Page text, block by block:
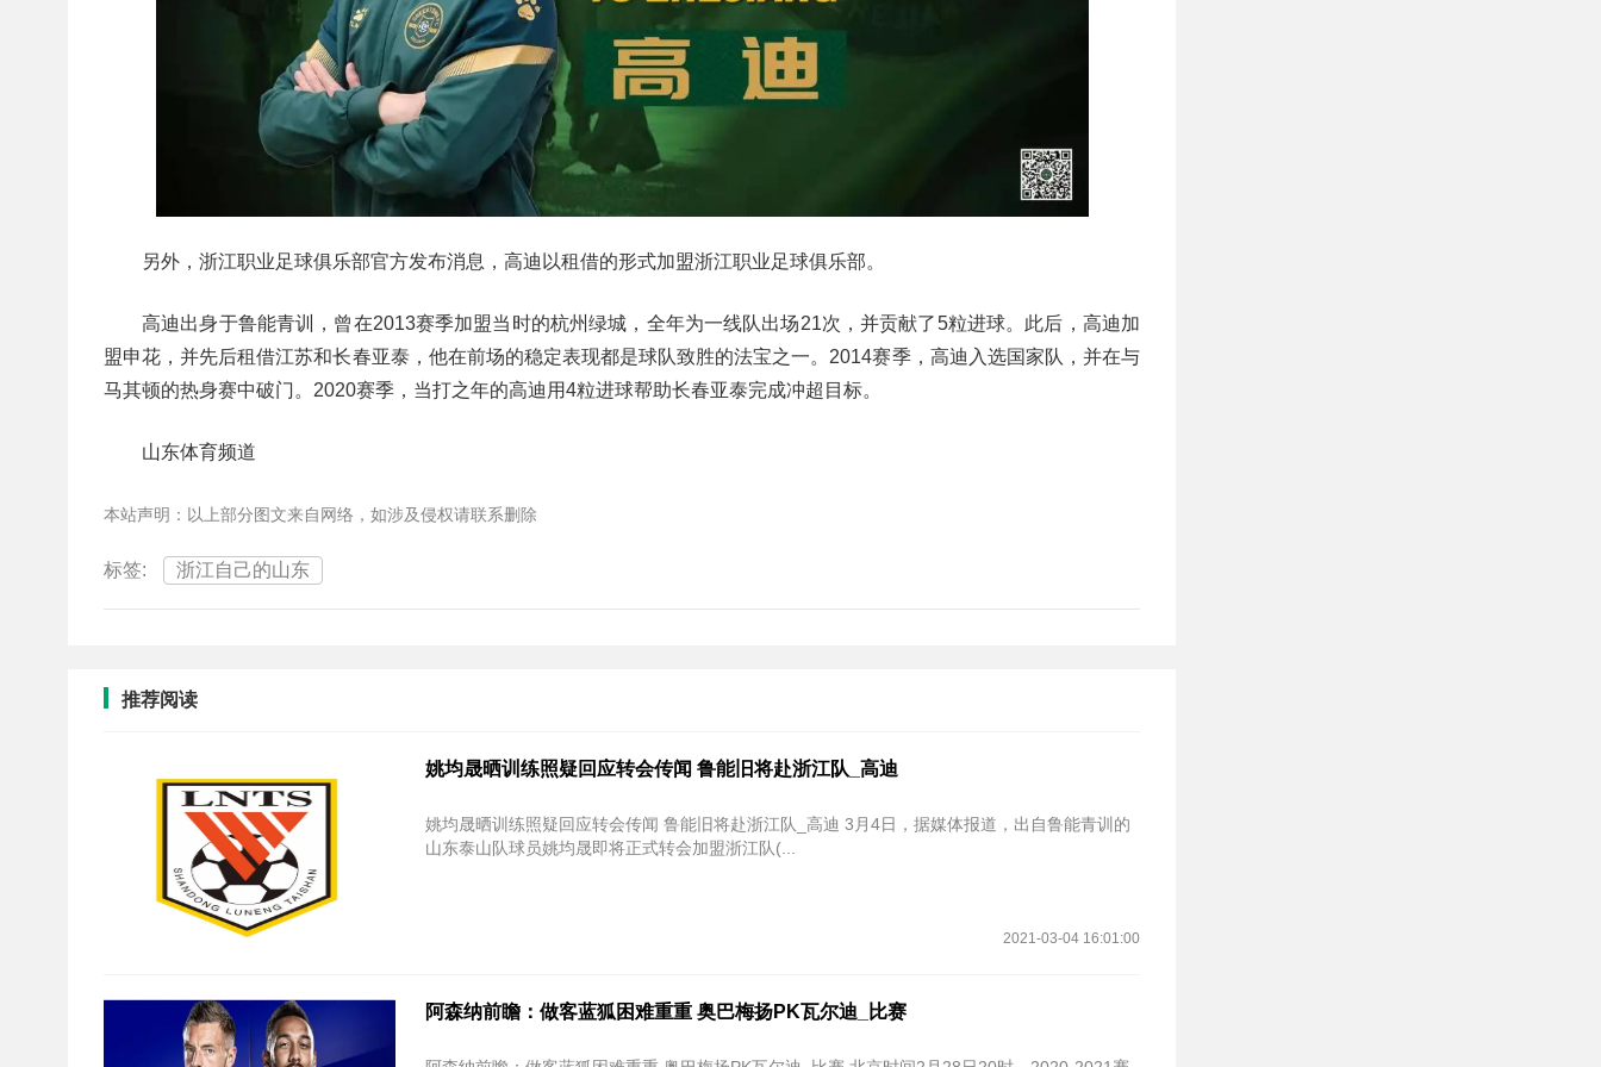
另外，浙江职业足球俱乐部官方发布消息，高迪以租借的形式加盟浙江职业足球俱乐部。
高迪出身于鲁能青训，曾在2013赛季加盟当时的杭州绿城，全年为一线队出场21次，并贡献了5粒进球。此后，高迪加
盟申花，并先后租借江苏和长春亚泰，他在前场的稳定表现都是球队致胜的法宝之一。2014赛季，高迪入选国家队，并在与
马其顿的热身赛中破门。2020赛季，当打之年的高迪用4粒进球帮助长春亚泰完成冲超目标。
山东体育频道
本站声明：以上部分图文来自网络，如涉及侵权请联系删除
标签: 浙江自己的山东
推荐阅读
姚均晟晒训练照疑回应转会传闻 鲁能旧将赴浙江队_高迪
姚均晟晒训练照疑回应转会传闻 鲁能旧将赴浙江队_高迪 3月4日，据媒体报道，出自鲁能青训的
山东泰山队球员姚均晟即将正式转会加盟浙江队(...
2021-03-04 16:01:00
阿森纳前瞻：做客蓝狐困难重重 奥巴梅扬PK瓦尔迪_比赛